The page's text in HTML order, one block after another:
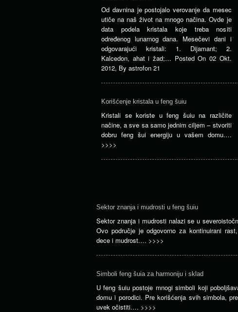
Od davnina je postojalo verovanje da mesec
utiče na naš život na mnogo načina. Ovde je
data podela kristala koje treba nositi
određenog lunarnog dana. Mesečevi dani i
odgovarajući kristali: 1. Dijamant; 2.
Kalcedon, ahat i žad;… Posted On 02 Okt.
2012, By astrofon 21
Korišćenje kristala u feng šuiu
Kristali se koriste u feng šuiu na različite
načine, a sve sa samo jednim ciljem – stvoriti
dobru feng šui energiju u vašem domu.…
>>>>
Sektor znanja i mudrosti u feng šuiu
Sektor znanja i mudrosti nalazi se u
Ovo područje je odgovorno za kontinuirani
dece i mudrost.… >>>>
Simboli feng šuia za harmoniju i sklad
U feng šuiu postoje mnogi simboli koji
domu i porodici. Pre korišćenja svih simbola,
uvek očistiti.… >>>>